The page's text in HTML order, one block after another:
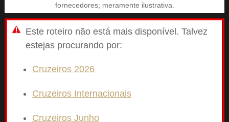
fornecedores; meramente ilustrativa.
Este roteiro não está mais disponível. Talvez
estejas procurando por:
Cruzeiros 2026
Cruzeiros Internacionais
Cruzeiros Junho